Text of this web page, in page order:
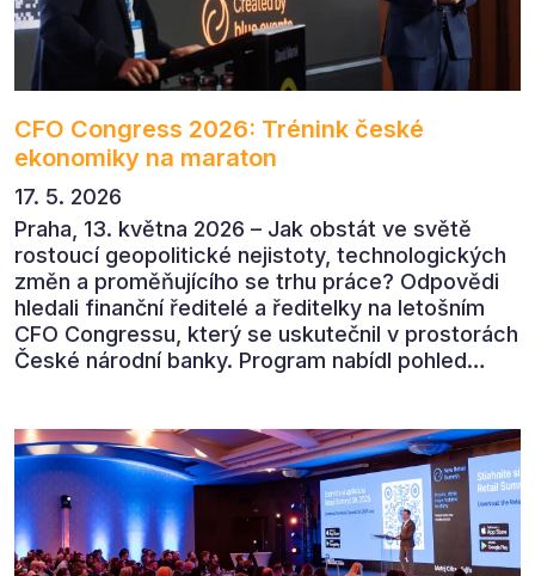
CFO Congress 2026: Trénink české
ekonomiky na maraton
17. 5. 2026
Praha, 13. května 2026 – Jak obstát ve světě
rostoucí geopolitické nejistoty, technologických
změn a proměňujícího se trhu práce? Odpovědi
hledali finanční ředitelé a ředitelky na letošním
CFO Congressu, který se uskutečnil v prostorách
České národní banky. Program nabídl pohled
automatizaci, leadership i budoucnost role CFO.